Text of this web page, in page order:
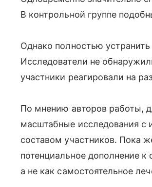
В контрольной группе
Однако полностью
Исследователи не
участники реагировали на
По мнению авторов работы,
масштабные исследования с
составом участников. Пока
потенциальное
а не как самостоятельное